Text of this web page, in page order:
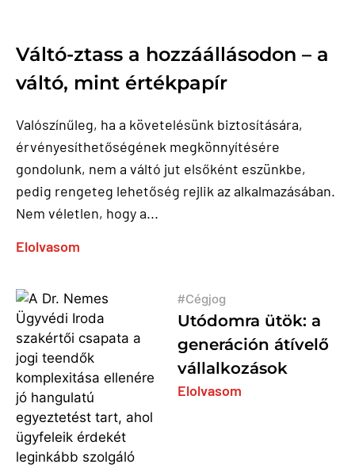
Váltó-ztass a hozzáállásodon – a
váltó, mint értékpapír
Valószínűleg, ha a követelésünk biztosítására,
érvényesíthetőségének megkönnyítésére
gondolunk, nem a váltó jut elsőként eszünkbe,
pedig rengeteg lehetőség rejlik az alkalmazásában.
Nem véletlen, hogy a...
Elolvasom
Cégjog
Utódomra ütök: a
generáción átívelő
vállalkozások
Elolvasom